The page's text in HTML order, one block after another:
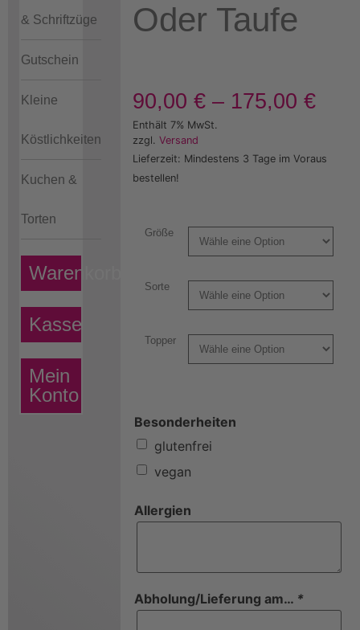
& Schriftzüge
Gutschein
Kleine
Köstlichkeiten
Kuchen &
Torten
Warenkorb
Kasse
Mein
Konto
Oder Taufe
90,00 €– 175,00 €
Enthält 7% MwSt.
zzgl. Versand
Lieferzeit: Mindestens 3 Tage im Voraus
bestellen!
Größe
Sorte
Topper
Besonderheiten
glutenfrei
vegan
Allergien
Abholung/Lieferung am… *